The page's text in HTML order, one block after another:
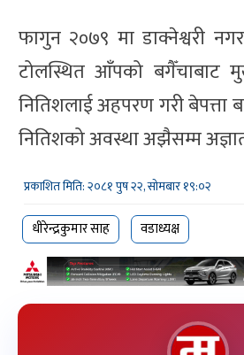
फागुन २०७९ मा डाक्नेश्वरी
टोलस्थित आँपको बगैँचाबाट
नितिशलाई अहपरण गरी बेपत्ता
नितिशको अवस्था अझैसम्म
प्रकाशित मिति: २०८१ पुष २२, सोमबार १९:०२
धीरेन्द्रकुमार साह वडाध्यक्ष